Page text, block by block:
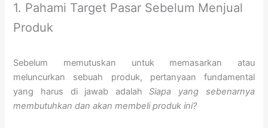
1. Pahami Target Pasar Sebelum Menjual
Produk
Sebelum memutuskan untuk memasarkan atau
meluncurkan sebuah produk, pertanyaan fundamental
yang harus di jawab adalahSiapa yang sebenarnya
membutuhkan dan akan membeli produk ini?